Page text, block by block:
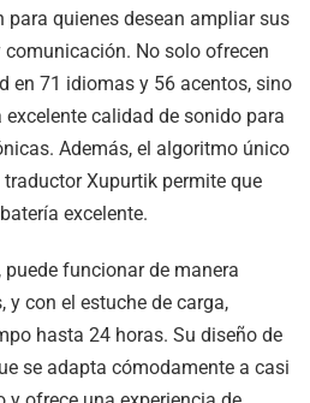
para quienes desean ampliar sus
No solo ofrecen
en 71 idiomas y 56 acentos, sino
calidad de sonido para
Además, el algoritmo único
Xupurtik permite que
excelente.
funcionar de manera
con el estuche de carga,
hasta 24 horas. Su diseño de
se adapta cómodamente a casi